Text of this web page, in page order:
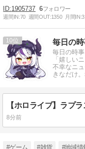
1905737 6
週間IN:70 週間OUT:1350 月間IN:
10 毎日の
毎日の時
「嬉しい
不幸なニ
きなだけ
8分前
#ゲーム #雑貨 #地域情